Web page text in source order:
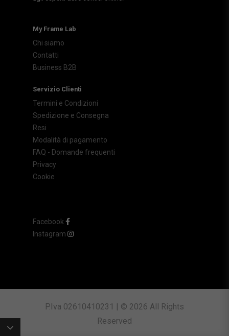
My Frame Lab
Chi siamo
Contatti
Business B2B
Servizio Clienti
Termini e Condizioni
Spedizione e Consegna
Resi
Modalità di pagamento
FAQ - Domande frequenti
Privacy
Cookie
Facebook
Instagram
P.Iva 02610410231 | © 2026 All Rights
Reserved